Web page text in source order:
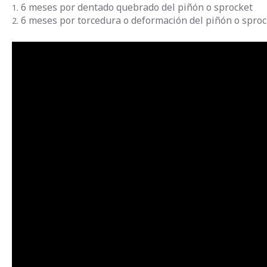
6 meses por dentado quebrado del piñón o sprocket
6 meses por torcedura o deformación del piñón o